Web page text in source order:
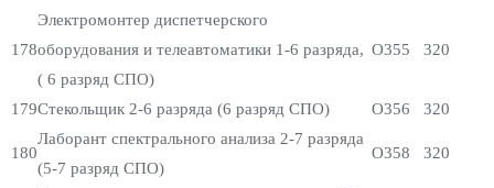
178
Электромонтер диспетчерского
оборудования и телеавтоматики 1-6 разряда,
( 6 разряд СПО)
О355 320
179Стекольщик 2-6 разряда (6 разряд СПО) О356 320
180
Лаборант спектрального анализа 2-7 разряда
(5-7 разряд СПО)
О358 320